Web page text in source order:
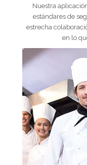
Nuestra
estándares de
estrecha
en lo